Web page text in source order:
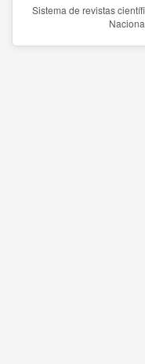
Sistema de revistas